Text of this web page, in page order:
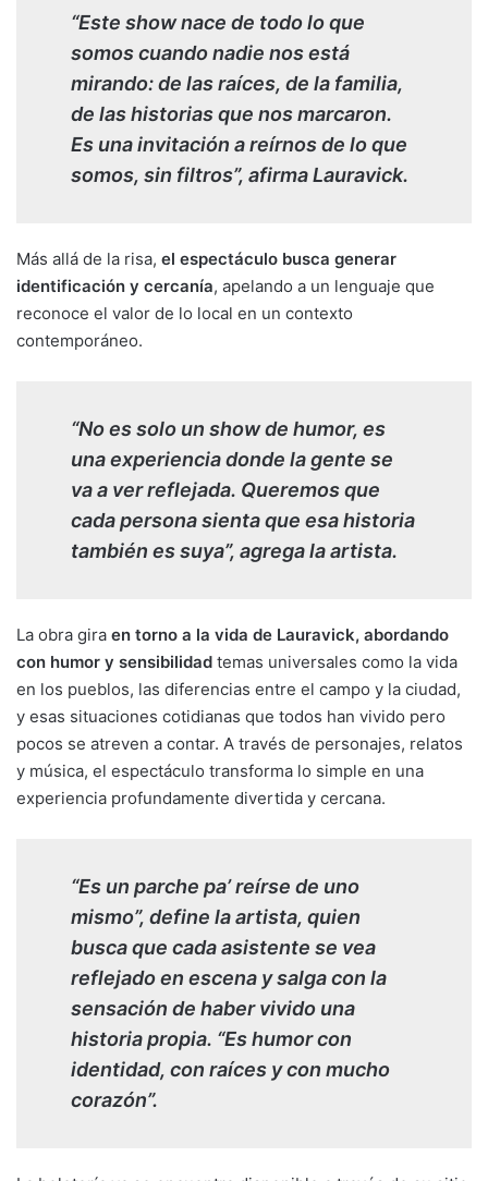
“Este show nace de todo lo que
somos cuando nadie nos está
mirando: de las raíces, de la familia,
de las historias que nos marcaron.
Es una invitación a reírnos de lo que
somos, sin filtros”, afirma Lauravick.
Más allá de la risa, el espectáculo busca generar
identificación y cercanía, apelando a un lenguaje que
reconoce el valor de lo local en un contexto
contemporáneo.
“No es solo un show de humor, es
una experiencia donde la gente se
va a ver reflejada. Queremos que
cada persona sienta que esa historia
también es suya”, agrega la artista.
La obra gira en torno a la vida de Lauravick, abordando
con humor y sensibilidad temas universales como la vida
en los pueblos, las diferencias entre el campo y la ciudad,
y esas situaciones cotidianas que todos han vivido pero
pocos se atreven a contar. A través de personajes, relatos
y música, el espectáculo transforma lo simple en una
experiencia profundamente divertida y cercana.
“Es un parche pa’ reírse de uno
mismo”, define la artista, quien
busca que cada asistente se vea
reflejado en escena y salga con la
sensación de haber vivido una
historia propia. “Es humor con
identidad, con raíces y con mucho
corazón”.